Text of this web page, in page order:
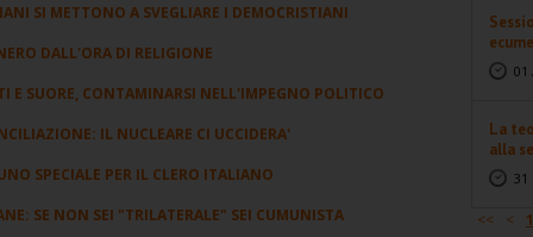
SI METTONO A SVEGLIARE I DEMOCRISTIANI
DALL'ORA DI RELIGIONE
E SUORE, CONTAMINARSI NELL'IMPEGNO POLITICO
IL NUCLEARE CI UCCIDERA'
SPECIALE PER IL CLERO ITALIANO
SE NON SEI "TRILATERALE" SEI CUMUNISTA
01
La
alla
31
<< <